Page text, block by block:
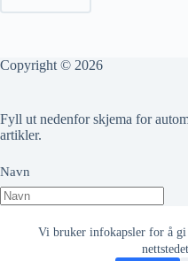
Vi bruker infokapsler for å gi
Copyright © 2026
Fyll ut nedenfor skjema for
artikler.
Navn